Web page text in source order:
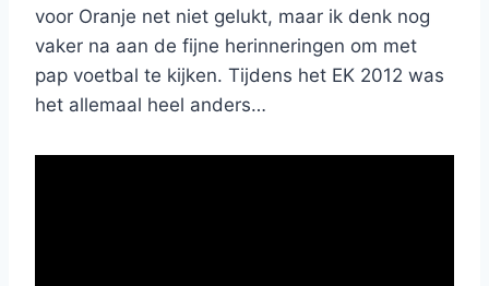
voor Oranje net niet gelukt, maar ik denk nog
vaker na aan de fijne herinneringen om met
pap voetbal te kijken. Tijdens het EK 2012 was
het allemaal heel anders…